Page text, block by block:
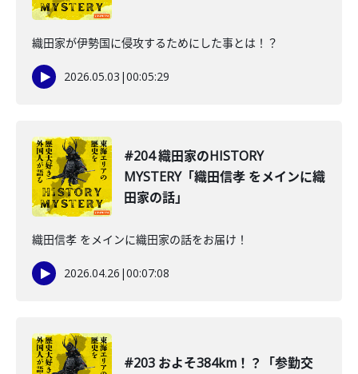
織田家が伊勢国に侵攻するためにした事とは！？
2026.05.03 |00:05:29
#204 織田家のHISTORY
MYSTERY「織田信孝 をメインに織
田家の話」
織田信孝 をメインに織田家の話をお届け！
2026.04.26 |00:07:08
#203 およそ384km！？「参勤交